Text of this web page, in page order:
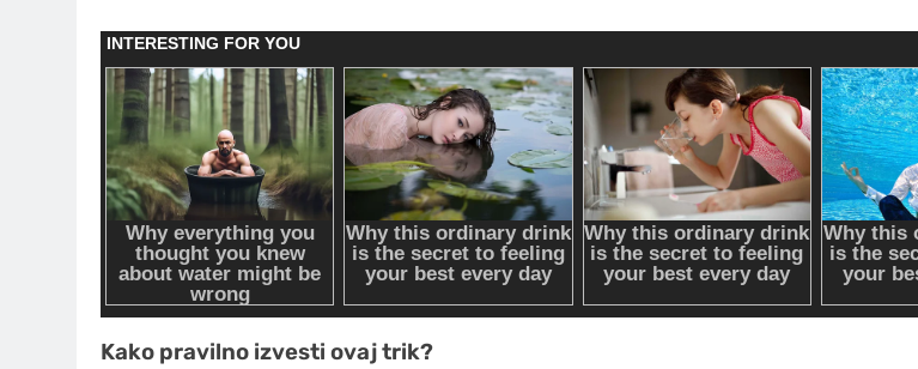
Kako pravilno izvesti ovaj trik?